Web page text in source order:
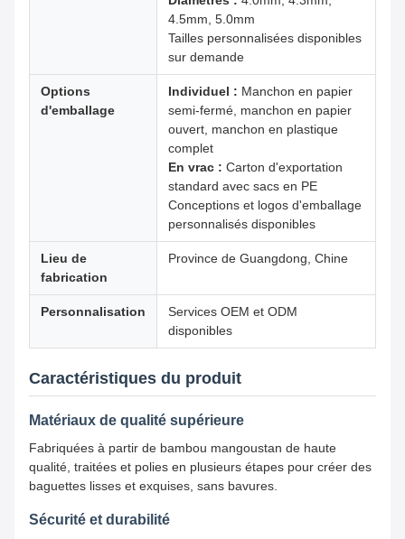
4.5mm, 5.0mm
Tailles personnalisées disponibles
sur demande
Options
d'emballage
Individuel : Manchon en papier
semi-fermé, manchon en papier
ouvert, manchon en plastique
complet
En vrac : Carton d'exportation
standard avec sacs en PE
Conceptions et logos d'emballage
personnalisés disponibles
Lieu de
fabrication
Province de Guangdong, Chine
Personnalisation
Services OEM et ODM
disponibles
Caractéristiques du produit
Matériaux de qualité supérieure
Fabriquées à partir de bambou mangoustan de haute
qualité, traitées et polies en plusieurs étapes pour créer des
baguettes lisses et exquises, sans bavures.
Sécurité et durabilité